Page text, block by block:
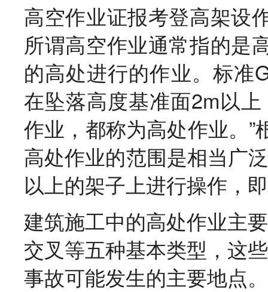
高空作业证报考登高架设
所谓高空作业通常指的是
的高处进行的作业。标准
在坠落高度基准面2m以
作业，都称为高处作业。
高处作业的范围是相当广
以上的架子上进行操作，
建筑施工中的高处作业主
交叉等五种基本类型，这
事故可能发生的主要地点